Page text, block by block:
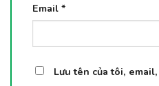
Email *
Lưu tên của tôi,